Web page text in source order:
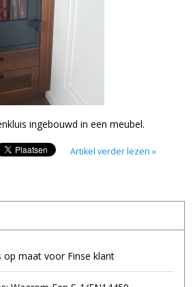
ingebouwd in een meubel.
Artikel verder lezen »
op maat voor Finse klant